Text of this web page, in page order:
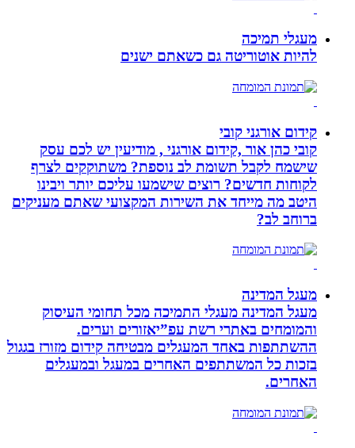
מעגלי תמיכה
להיות אוטוריטה גם כשאתם ישנים
קידום אורגני קובי
קובי כהן אור ,קידום אורגני , מודיעין יש לכם עסק
שישמח לקבל תשומת לב נוספת? משתוקקים לצרף
לקוחות חדשים? רוצים שישמעו עליכם יותר ויבינו
היטב מה מייחד את השירות המקצועי שאתם מעניקים
ברוחב לב?
מעגל המדינה
מעגל המדינה מעגלי התמיכה מכל תחומי העיסוק
והמומחים באתרי רשת עפ”יאזורים וערים.
ההשתתפות באחד המעגלים מבטיחה קידום מזורז בגגול
בזכות כל המשתתפים האחרים במעגל ובמעגלים
האחרים.